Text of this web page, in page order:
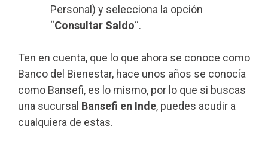
Personal) y selecciona la opción
“Consultar Saldo“.
Ten en cuenta, que lo que ahora se conoce como
Banco del Bienestar, hace unos años se conocía
como Bansefi, es lo mismo, por lo que si buscas
una sucursal Bansefi en Inde, puedes acudir a
cualquiera de estas.